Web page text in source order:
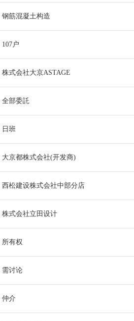
钢筋混凝土构造
107户
株式会社大京ASTAGE
全部委託
日班
大京都株式会社(开发商)
西松建设株式会社中部分店
株式会社立田设计
所有权
需讨论
仲介